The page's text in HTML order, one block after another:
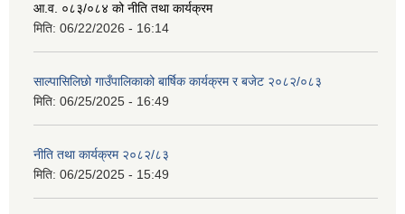
आ.व. ०८३/०८४ को नीति तथा कार्यक्रम
मिति: 06/22/2026 - 16:14
साल्पासिलिछो गाउँपालिकाको बार्षिक कार्यक्रम र बजेट २०८२/०८३
मिति: 06/25/2025 - 16:49
नीति तथा कार्यक्रम २०८२/८३
मिति: 06/25/2025 - 15:49